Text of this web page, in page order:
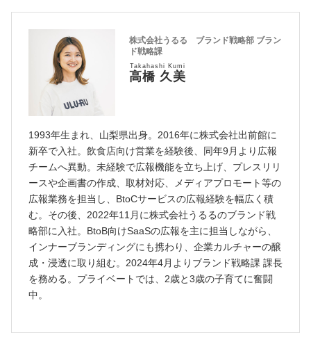
株式会社うるる ブランド戦略部 ブラン
ド戦略課
高橋 久美
Takahashi Kumi
1993年生まれ、山梨県出身。2016年に株式会社出前館に
新卒で入社。飲食店向け営業を経験後、同年9月より広報
チームへ異動。未経験で広報機能を立ち上げ、プレスリリ
ースや企画書の作成、取材対応、メディアプロモート等の
広報業務を担当し、BtoCサービスの広報経験を幅広く積
む。その後、2022年11月に株式会社うるるのブランド戦
略部に入社。BtoB向けSaaSの広報を主に担当しながら、
インナーブランディングにも携わり、企業カルチャーの醸
成・浸透に取り組む。2024年4月よりブランド戦略課 課長
を務める。プライベートでは、2歳と3歳の子育てに奮闘
中。